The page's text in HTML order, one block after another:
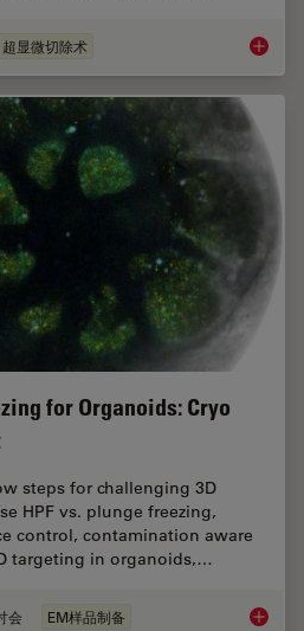
超显微切除术 超薄切
for Organoids: Cryo
steps for challenging 3D
HPF vs. plunge freezing,
control, contamination aware
targeting in organoids,…
会 EM样品制备 High-